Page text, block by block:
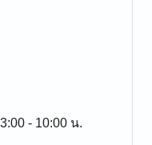
- 10:00 น.